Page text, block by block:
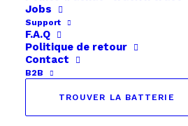
Jobs
Support
F.A.Q
Politique de retour
Contact
B2B
TROUVER LA BATTERIE